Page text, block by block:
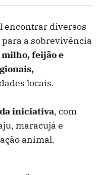
encontrar diversos
a sobrevivência
feijão e
locais.
iniciativa, com
maracujá e
animal.